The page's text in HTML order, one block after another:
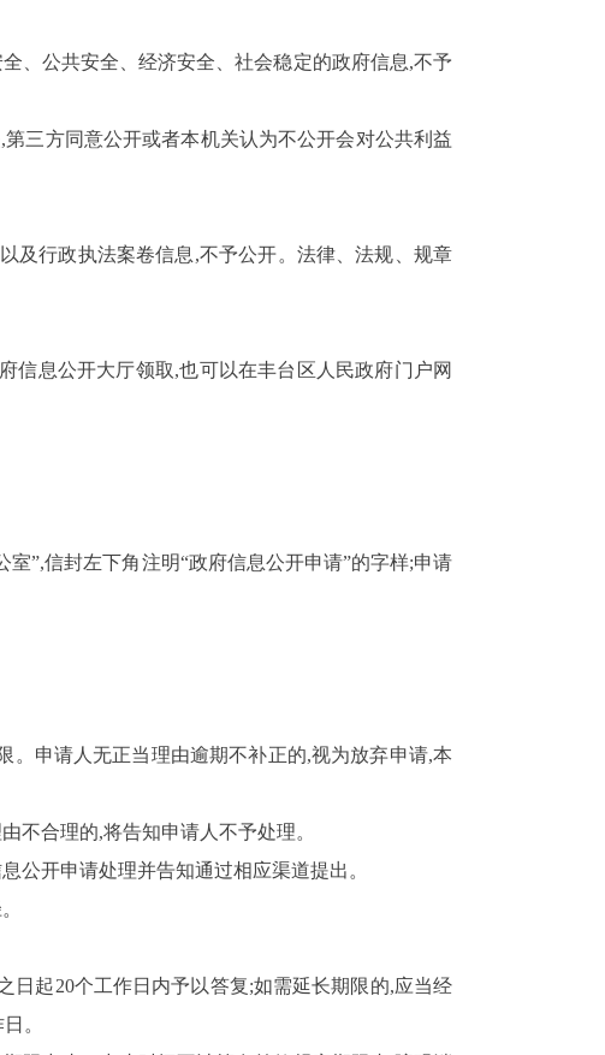
、公共安全、经济安全、社会稳定的政府信息,不予
三方同意公开或者本机关认为不公开会对公共利益
及行政执法案卷信息,不予公开。法律、法规、规章
信息公开大厅领取,也可以在丰台区人民政府门户网
”,信封左下角注明“政府信息公开申请”的字样;申请
。申请人无正当理由逾期不补正的,视为放弃申请,本
不合理的,将告知申请人不予处理。
公开申请处理并告知通过相应渠道提出。
日起20个工作日内予以答复;如需延长期限的,应当经
。